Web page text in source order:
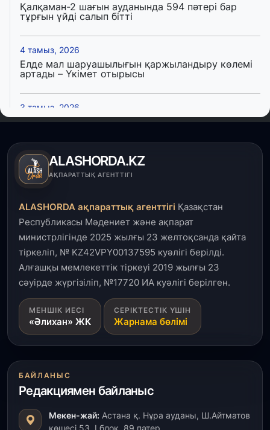
Қалқаман-2 шағын ауданында 594 пәтері бар
тұрғын үйді салып бітті
4 тамыз, 2026
Елде мал шаруашылығын қаржыландыру көлемі
артады – Үкімет отырысы
3 тамыз, 2026
Өңірлерде жаңа вокзалдар, су құбыры,
пайдалануға берілді
3 тамыз, 2026
салынып жатыр
1 тамыз, 2026
Кинопоиск Қазақстан азаматтарының ең
танымал онлайн-кинотеатрына айналды
31 шілде, 2026
Ақмола облысындағы кездесуде кәсіпкерлер мен
ұстаздар «Әділет» партиясына өз ұсыныстарын
айтты
ҚР Президенті Орталық Азия елдеріне
ұзақмерзімді ынтымақтастық жоспарын әзірлеуді
ұсынды
ALASHORDA.KZ
АҚПАРАТТЫҚ АГЕНТТІГІ
ALASHORDA ақпараттық агенттігі Қазақстан
Республикасы Мәдениет және ақпарат
министрлігінде 2025 жылғы 23 желтоқсанда қайта
тіркеліп, № KZ42VPY00137595 куәлігі берілді.
Алғашқы мемлекеттік тіркеуі 2019 жылғы 23
сәуірде жүргізіліп, №17720 ИА куәлігі берілген.
МЕНШІК ИЕСІ
«Әлихан» ЖК
СЕРІКТЕСТІК ҮШІН
Жарнама бөлімі
БАЙЛАНЫС
Редакциямен байланыс
Мекен-жай: Астана қ. Нұра ауданы, Ш.Айтматов
көшесі 53, І блок, 89 пәтер